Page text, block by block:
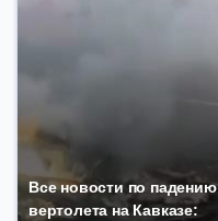
Все новости по падению
вертолета на Кавказе: